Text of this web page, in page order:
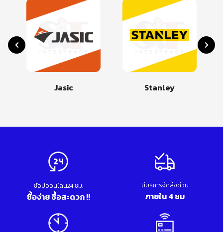
Jasic Stanley
ช้อปออนไลน์24 ชม.
ซื้อง่าย ซื้อสะดวก !!
มีบริการจัดส่งด่วน
ภายใน 4 ชม